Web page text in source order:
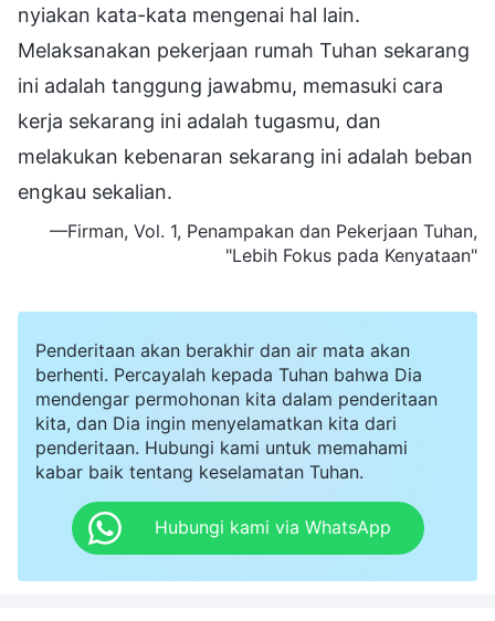
nyiakan kata-kata mengenai hal lain.
Melaksanakan pekerjaan rumah Tuhan sekarang
ini adalah tanggung jawabmu, memasuki cara
kerja sekarang ini adalah tugasmu, dan
melakukan kebenaran sekarang ini adalah beban
engkau sekalian.
—Firman, Vol. 1, Penampakan dan Pekerjaan Tuhan,
"Lebih Fokus pada Kenyataan"
Penderitaan akan berakhir dan air mata akan
berhenti. Percayalah kepada Tuhan bahwa Dia
mendengar permohonan kita dalam penderitaan
kita, dan Dia ingin menyelamatkan kita dari
penderitaan. Hubungi kami untuk memahami
kabar baik tentang keselamatan Tuhan.
Hubungi kami via WhatsApp